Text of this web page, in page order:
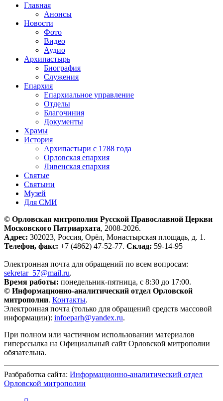
Главная
Анонсы
Новости
Фото
Видео
Аудио
Архипастырь
Биография
Служения
Епархия
Епархиальное управление
Отделы
Благочиния
Документы
Храмы
История
Архипастыри с 1788 года
Орловская епархия
Ливенская епархия
Святые
Святыни
Музей
Для СМИ
© Орловская митрополия Русской Православной Церкви
Московского Патриархата, 2008-2026.
Адрес: 302023, Россия, Орёл, Монастырская площадь, д. 1.
Телефон, факс: +7 (4862) 47-52-77. Склад: 59-14-95
Электронная почта для обращений по всем вопросам:
sekretar_57@mail.ru.
Время работы: понедельник-пятница, с 8:30 до 17:00.
© Информационно-аналитический отдел Орловской
митрополии. Контакты.
Электронная почта (только для обращений средств массовой
информации): infoeparh@yandex.ru.
При полном или частичном использовании материалов
гиперссылка на Официальный сайт Орловской митрополии
обязательна.
Разбработка сайта: Информационно-аналитический отдел
Орловской митрополии